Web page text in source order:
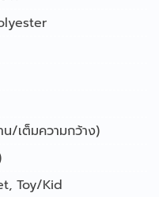
/เต็มความกว้าง)
, Toy/Kid